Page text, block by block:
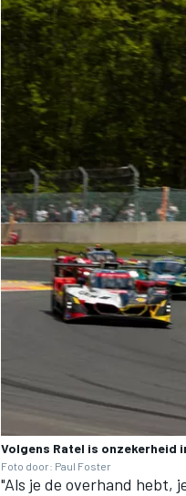
Volgens Ratel is
Foto door: Paul Foster
"Als je de overhand hebt,